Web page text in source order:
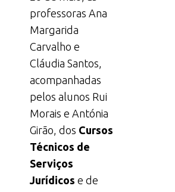
professoras Ana
Margarida
Carvalho e
Cláudia Santos,
acompanhadas
pelos alunos Rui
Morais e Antónia
Girão, dos Cursos
Técnicos de
Serviços
Jurídicos e de